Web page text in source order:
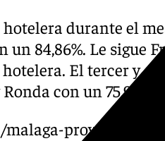
hotelera durante el
un 84,86%. Le sigue
hotelera. El tercer y
con un 75,98%
malaga-proyecta-